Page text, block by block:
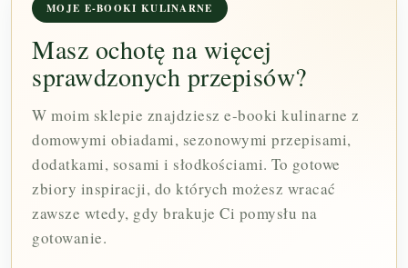
MOJE E-BOOKI KULINARNE
Masz ochotę na więcej
sprawdzonych przepisów?
W moim sklepie znajdziesz e-booki kulinarne z
domowymi obiadami, sezonowymi przepisami,
dodatkami, sosami i słodkościami. To gotowe
zbiory inspiracji, do których możesz wracać
zawsze wtedy, gdy brakuje Ci pomysłu na
gotowanie.